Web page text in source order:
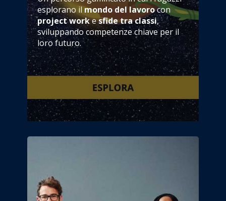
esplorano ilmondo del lavorocon
project workesfide tra classi,
sviluppando competenze chiave per il
loro futuro.